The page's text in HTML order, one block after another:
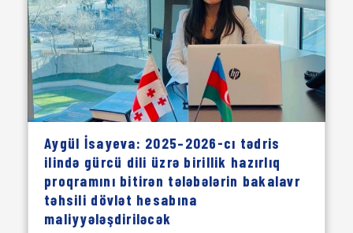
Aygül İsayeva: 2025–2026-cı tədris
ilində gürcü dili üzrə birillik hazırlıq
proqramını bitirən tələbələrin bakalavr
təhsili dövlət hesabına
maliyyələşdiriləcək